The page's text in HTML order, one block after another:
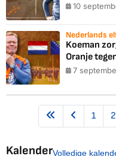
10
Nederlands
Koeman
Oranje
7
1 2
KalenderVolledige